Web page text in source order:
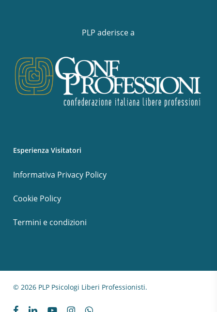
PLP aderisce a
Esperienza Visitatori
Informativa Privacy Policy
Cookie Policy
Termini e condizioni
© 2026 PLP Psicologi Liberi Professionisti.